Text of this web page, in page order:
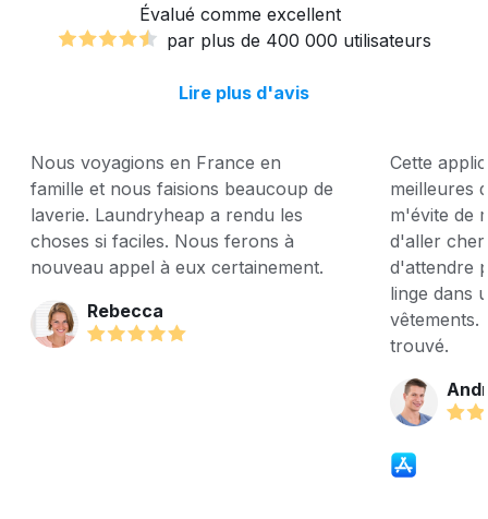
Évalué comme excellent
par plus de 400 000 utilisateurs
Lire plus d'avis
Nous voyagions en France en
famille et nous faisions beaucoup de
laverie. Laundryheap a rendu les
choses si faciles. Nous ferons à
nouveau appel à eux certainement.
Rebecca
Cette
meilleures
m'évite de
d'aller
d'attendre
linge dans
vêtements.
trouvé.